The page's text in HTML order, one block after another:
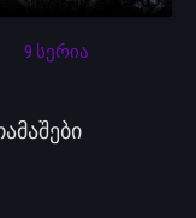
9 სერია